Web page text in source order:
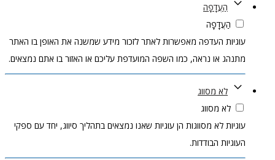
הַעֲדָפָה
הַעֲדָפָה
עוגיות העדפה מאפשרות לאתר לזכור מידע שמשנה את האופן בו האתר
מתנהג או נראה, כמו השפה המועדפת עליכם או האזור בו אתם נמצאים.
לא מסווג
לא מסווג
עוגיות לא מסווגות הן עוגיות שאנו נמצאים בתהליך סיווג, יחד עם ספקי
העוגיות הבודדות.